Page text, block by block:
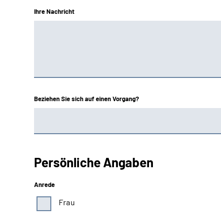
Ihre Nachricht
Beziehen Sie sich auf einen Vorgang?
Persönliche Angaben
Anrede
Frau